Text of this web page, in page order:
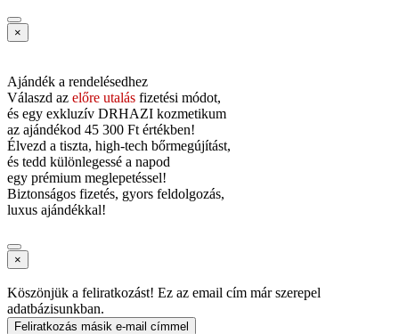
×
Ajándék a rendelésedhez
Válaszd az előre utalás fizetési módot,
és egy exkluzív DRHAZI kozmetikum
az ajándékod 45 300 Ft értékben!
Élvezd a tiszta, high-tech bőrmegújítást,
és tedd különlegessé a napod
egy prémium meglepetéssel!
Biztonságos fizetés, gyors feldolgozás,
luxus ajándékkal!
×
Köszönjük a feliratkozást! Ez az email cím már szerepel
adatbázisunkban.
Feliratkozás másik e-mail címmel